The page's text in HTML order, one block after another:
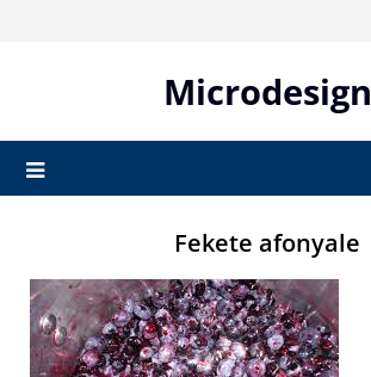
Microdesign
Fekete afonyale